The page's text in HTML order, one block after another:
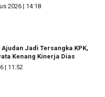
2026 | 14:18
Jadi Tersangka KPK,
Kenang Kinerja Dias
| 11:52